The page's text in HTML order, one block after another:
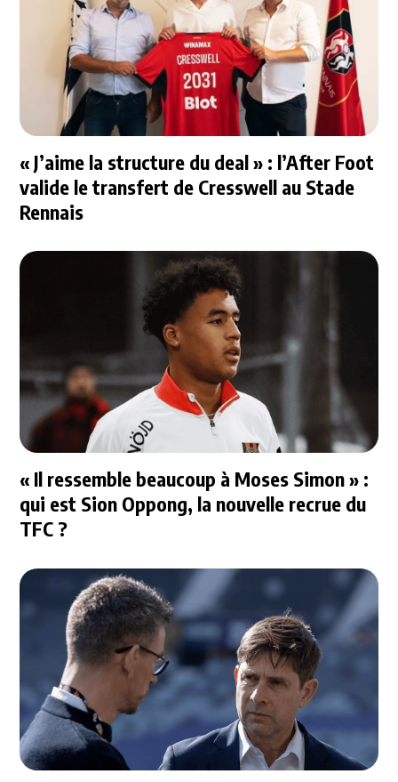
« J’aime la structure du deal » : l’After Foot
valide le transfert de Cresswell au Stade
Rennais
« Il ressemble beaucoup à Moses Simon » :
qui est Sion Oppong, la nouvelle recrue du
TFC ?